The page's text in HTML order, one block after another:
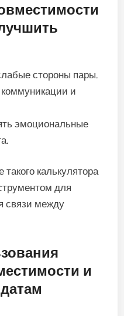
стороны пары.
и
эмоциональные
калькулятора
для
связи между
и